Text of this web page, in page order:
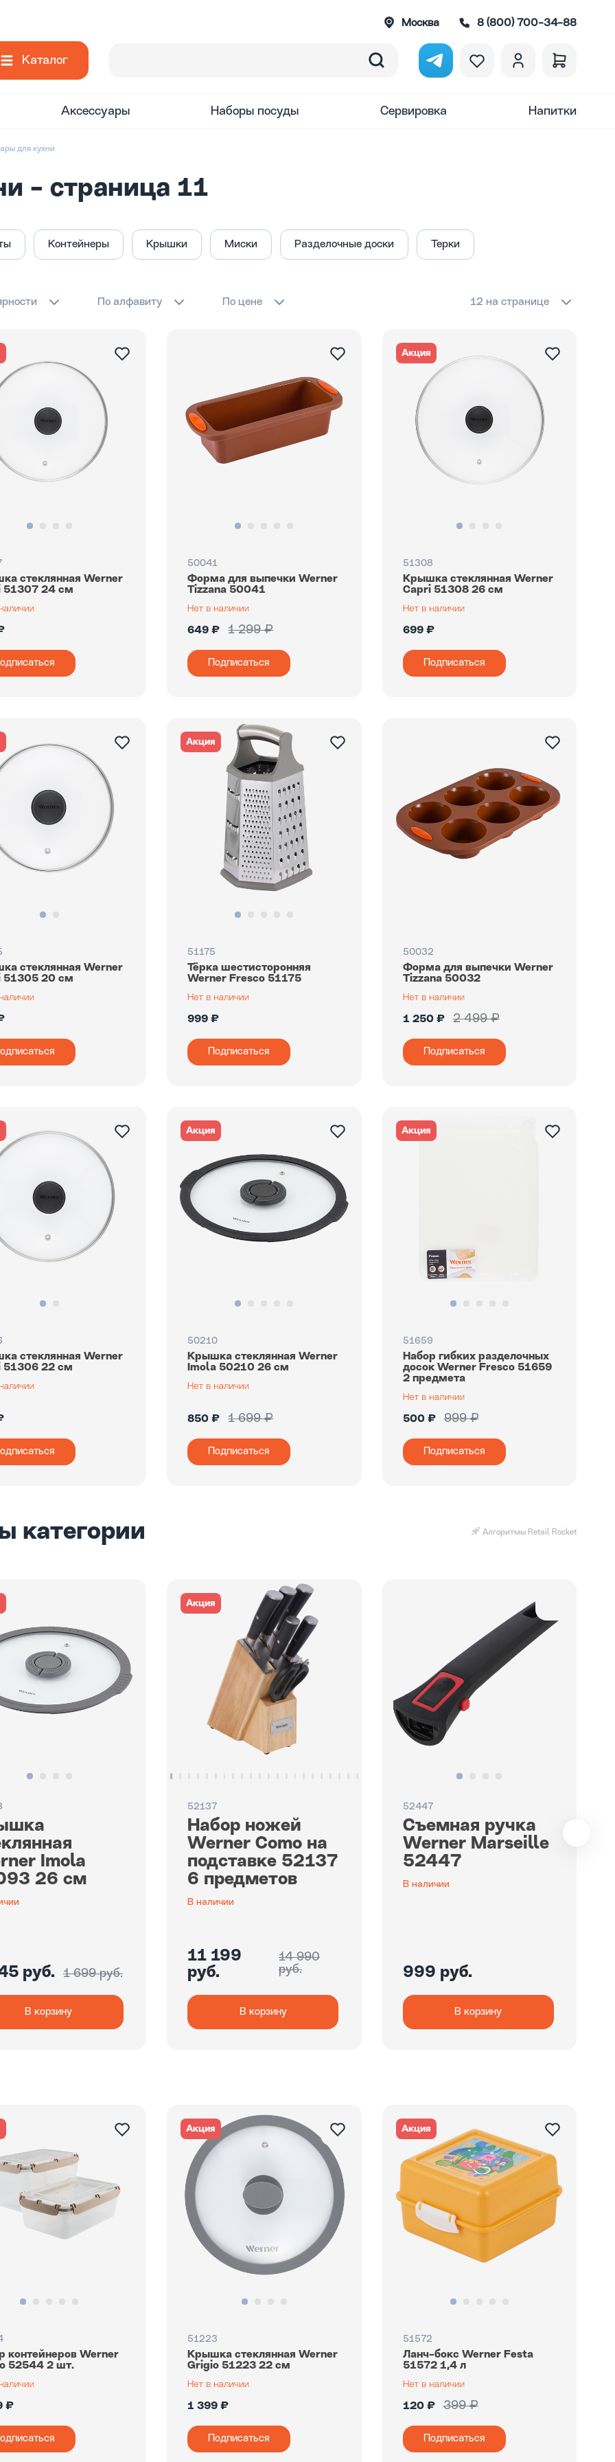
Москва 8 (800) 700-34-88
Каталог
Аксессуары Наборы посуды Сервировка Напитки
для кухни
- страница 11
Контейнеры Крышки Миски Разделочные доски Терки
По алфавиту По цене 12 на странице
стеклянная Werner
51307 24 см
50041
Форма для выпечки Werner
Tizzana 50041
649 ₽ 1 299 ₽
Подписаться
Акция
51308
Крышка стеклянная Werner
Capri 51308 26 см
699 ₽
Подписаться
стеклянная Werner
51305 20 см
Акция
51175
Тёрка шестисторонняя
Werner Fresco 51175
999 ₽
Подписаться
50032
Форма для выпечки Werner
Tizzana 50032
1 250 ₽ 2 499 ₽
Подписаться
стеклянная Werner
51306 22 см
Акция
50210
Крышка стеклянная Werner
Imola 50210 26 см
850 ₽ 1 699 ₽
Подписаться
Акция
51659
Набор гибких разделочных
досок Werner Fresco 51659
2 предмета
500 ₽ 999 ₽
Подписаться
категории Алгоритмы Retail Rocket
Imola
26 см
руб. 1 699 руб.
В корзину
Акция
52137
Набор ножей
Werner Como на
подставке 52137
6 предметов
В наличии
11 199
руб.
14 990
руб.
В корзину
52447
Съемная ручка
Werner Marseille
52447
В наличии
999 руб.
В корзину
контейнеров Werner
52544 2 шт.
₽
Акция
51223
Крышка стеклянная Werner
Grigio 51223 22 см
1 399 ₽
Подписаться
Акция
51572
Ланч-бокс Werner Festa
51572 1,4 л
120 ₽ 399 ₽
Подписаться